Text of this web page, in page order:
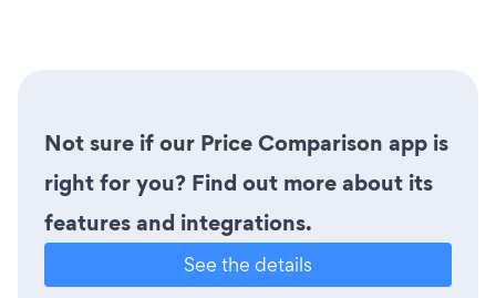
Not sure if our Price Comparison app is
right for you? Find out more about its
features and integrations.
See the details